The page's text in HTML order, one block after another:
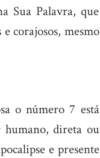
Sua Palavra, que
corajosos, mesmo
o número 7 está
humano, direta ou
e presente